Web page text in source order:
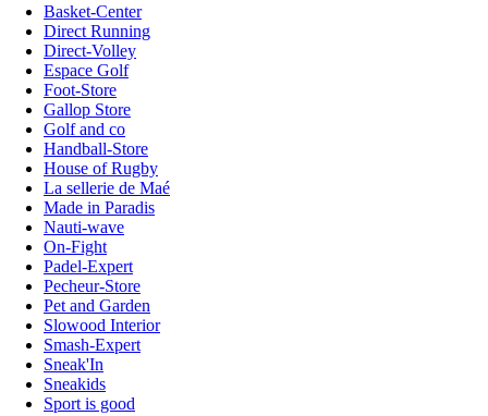
Basket-Center
Direct Running
Direct-Volley
Espace Golf
Foot-Store
Gallop Store
Golf and co
Handball-Store
House of Rugby
La sellerie de Maé
Made in Paradis
Nauti-wave
On-Fight
Padel-Expert
Pecheur-Store
Pet and Garden
Slowood Interior
Smash-Expert
Sneak'In
Sneakids
Sport is good